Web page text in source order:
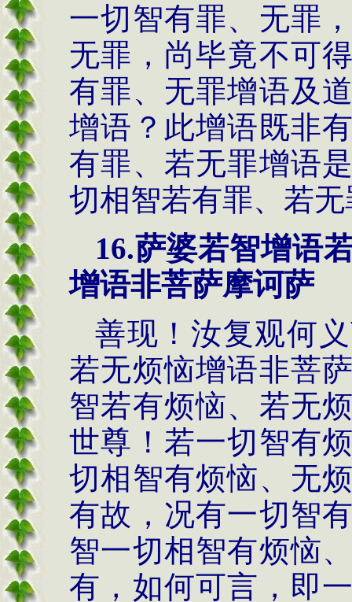
一切智有罪、无罪
无罪，尚毕竟不可
有罪、无罪增语及
增语？此增语既非
有罪、若无罪增语
切相智若有罪、若
16.萨婆若智增语
增语非菩萨摩诃萨
善现！汝复观何
若无烦恼增语非菩
智若有烦恼、若无
世尊！若一切智有
切相智有烦恼、无
有故，况有一切智
智一切相智有烦恼
有，如何可言，即